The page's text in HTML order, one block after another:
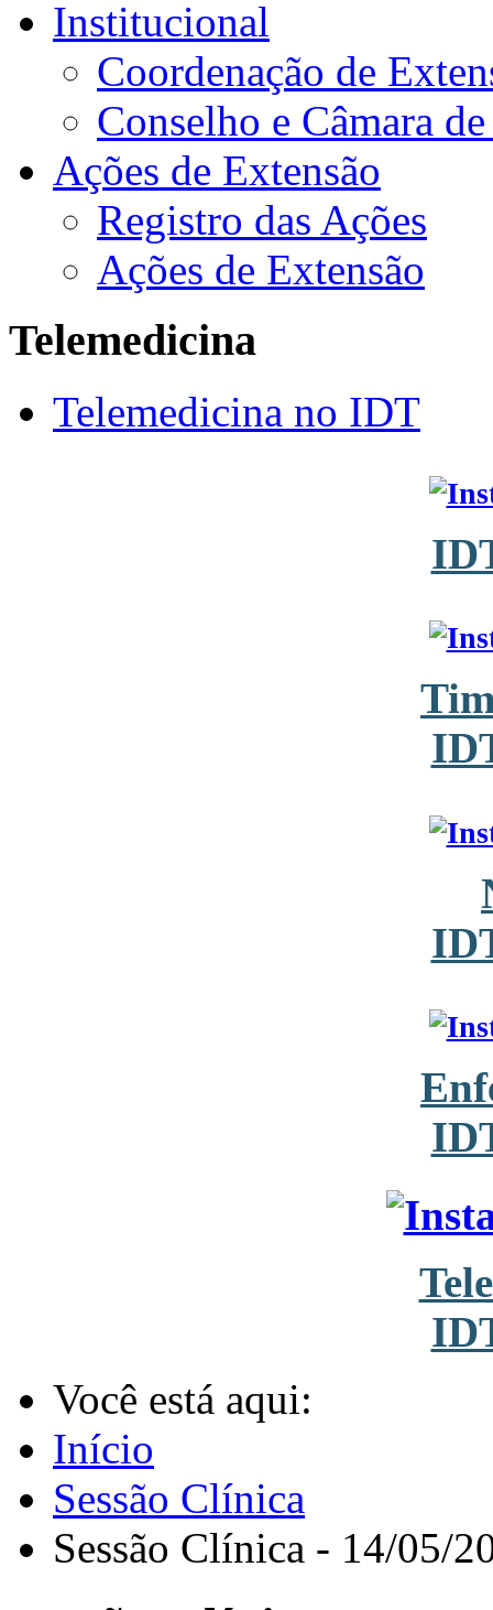
Institucional
Coordenação de
Conselho e Câmara
Ações de Extensão
Registro das Ações
Ações de Extensão
Telemedicina
Telemedicina no IDT
Você está aqui:
Início
Sessão Clínica
Sessão Clínica - 14/05/